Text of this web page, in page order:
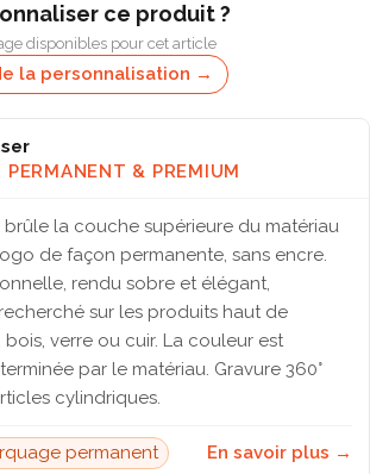
ce produit ?
disponibles pour cet article
la personnalisation →
PERMANENT & PREMIUM
brûle la couche supérieure du matériau
de façon permanente, sans encre.
rendu sobre et élégant,
sur les produits haut de
verre ou cuir. La couleur est
par le matériau. Gravure 360°
cylindriques.
permanent En savoir plus →